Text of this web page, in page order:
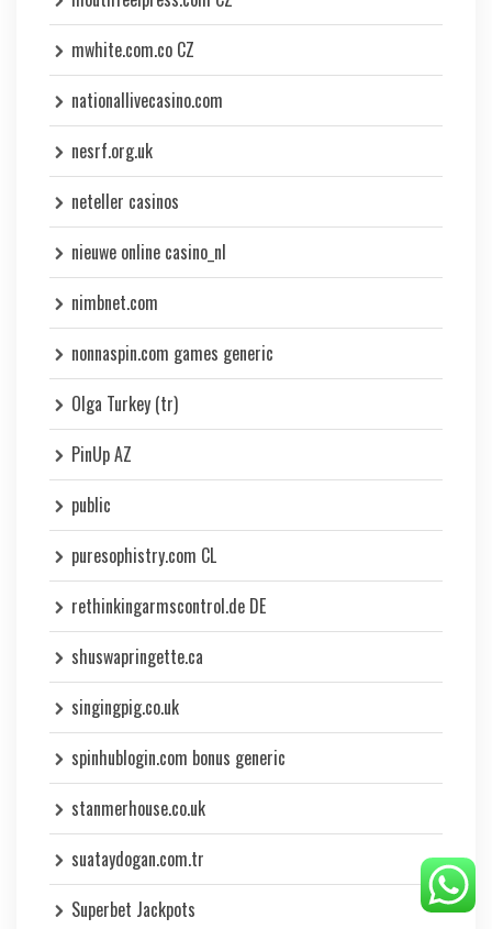
mwhite.com.co CZ
nationallivecasino.com
nesrf.org.uk
neteller casinos
nieuwe online casino_nl
nimbnet.com
nonnaspin.com games generic
Olga Turkey (tr)
PinUp AZ
public
puresophistry.com CL
rethinkingarmscontrol.de DE
shuswapringette.ca
singingpig.co.uk
spinhublogin.com bonus generic
stanmerhouse.co.uk
suataydogan.com.tr
Superbet Jackpots